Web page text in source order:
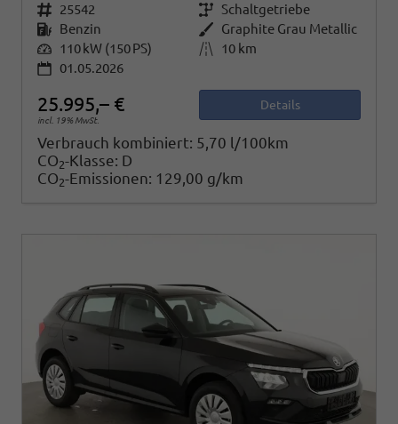
Fahrzeugnr. 25542 Getriebe Schaltgetriebe
Kraftstoff Benzin Außenfarbe Graphite Grau Metallic
Leistung 110 kW (150 PS) Kilometerstand
10 km
01.05.2026
25.995,– €
incl. 19% MwSt.
Details
Verbrauch kombiniert: 5,70 l/100km
CO2-Klasse: D
CO2-Emissionen: 129,00 g/km